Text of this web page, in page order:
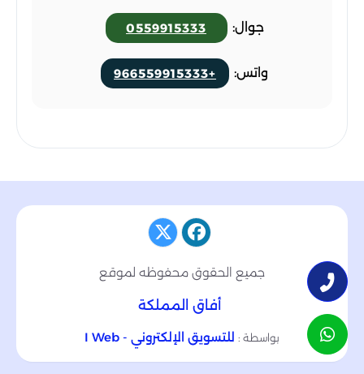
جوال: 0559915333
واتس: +966559915333
جميع الحقوق محفوظه لموقع
أفاق المملكة
بواسطة : للتسويق الإلكتروني - I Web